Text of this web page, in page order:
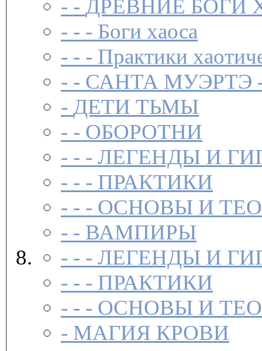
- - ДРЕВНИЕ БОГИ
- - - Боги хаоса
- - - Практики
- - САНТА МУЭРТЭ
-
ДЕТИ ТЬМЫ
- - ОБОРОТНИ
- - - ЛЕГЕНДЫ И
- - - ПРАКТИКИ
- - - ОСНОВЫ И
- - ВАМПИРЫ
- - - ЛЕГЕНДЫ И
- - - ПРАКТИКИ
- - - ОСНОВЫ И
- МАГИЯ КРОВИ